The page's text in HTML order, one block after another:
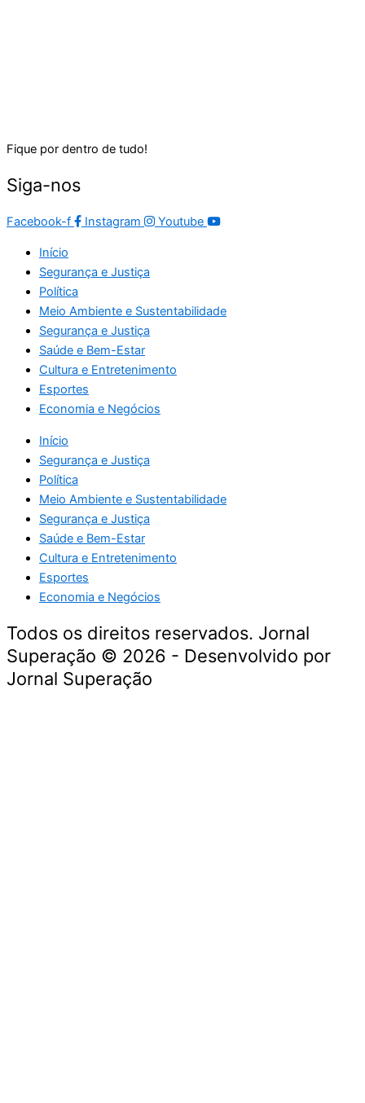
Fique por dentro de tudo!
Siga-nos
Facebook-f Instagram Youtube
Início
Segurança e Justiça
Política
Meio Ambiente e Sustentabilidade
Segurança e Justiça
Saúde e Bem-Estar
Cultura e Entretenimento
Esportes
Economia e Negócios
Início
Segurança e Justiça
Política
Meio Ambiente e Sustentabilidade
Segurança e Justiça
Saúde e Bem-Estar
Cultura e Entretenimento
Esportes
Economia e Negócios
Todos os direitos reservados. Jornal
Superação © 2026 - Desenvolvido por
Jornal Superação